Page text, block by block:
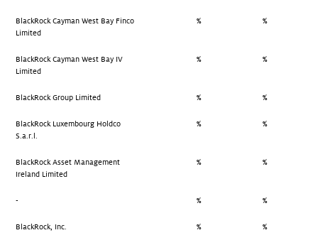
BlackRock Cayman West Bay Finco
Limited
% %
BlackRock Cayman West Bay IV
Limited
% %
BlackRock Group Limited % %
BlackRock Luxembourg Holdco
S.a.r.l.
% %
BlackRock Asset Management
Ireland Limited
% %
- % %
BlackRock, Inc. % %